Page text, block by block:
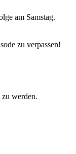
am Samstag.
zu verpassen!
werden.